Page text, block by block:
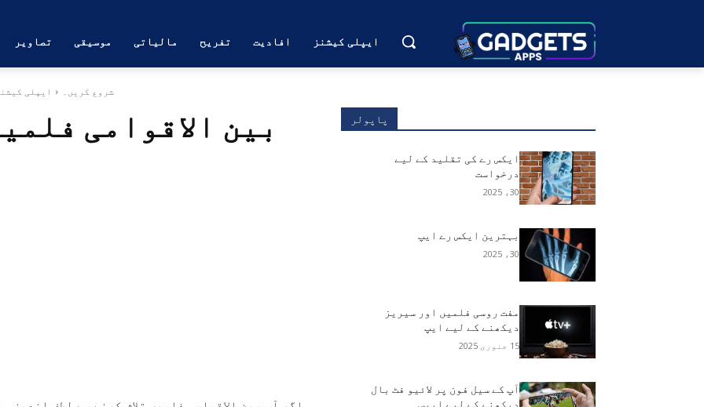
ایپلی کیشنز افادیت تفریح مالیاتی موسیقی تصاویر
شروع کریں۔ ایپلی
بین الاقوامی
پاپولر
ایکس رے کی تقلید کے لیے
درخواست
30، 2025
بہترین ایکس رے ایپ
30، 2025
مفت روسی فلمیں اور سیریز
دیکھنے کے لیے ایپ
15 جنوری 2025
آپ کے سیل فون پر لائیو فٹ بال
دیکھنے کے لیے ایپس